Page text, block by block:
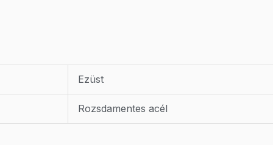
Ezüst
Rozsdamentes acél